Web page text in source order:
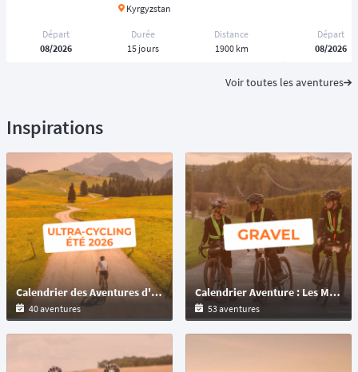
Kyrgyzstan
Départ
08/2026
Durée
15 jours
Distance
1900 km
Départ
08/2026
Voir toutes les aventures
Inspirations
Calendrier des Aventures d'Ultra-Cyclisme et Bikepacking : Préparez votre Été
40 aventures
Calendrier Aventure : Les Meilleures Épreuves Gravel et Multi-Formats à Découvrir
53 aventures